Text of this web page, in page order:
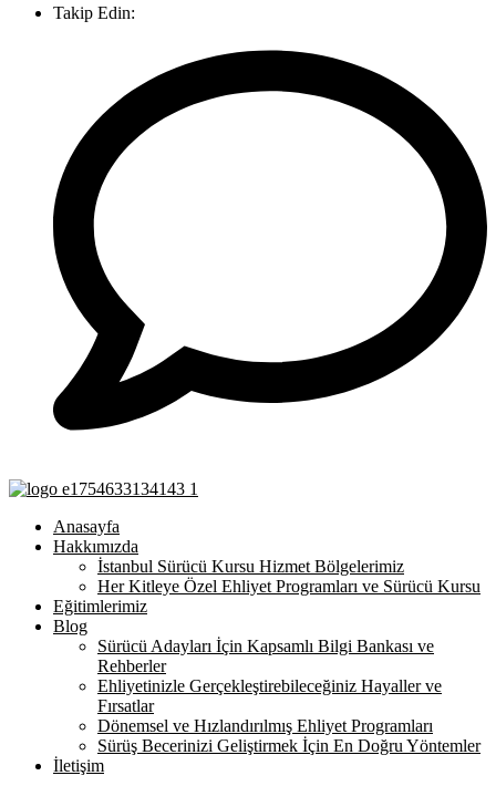
Takip Edin:
Anasayfa
Hakkımızda
İstanbul Sürücü Kursu Hizmet Bölgelerimiz
Her Kitleye Özel Ehliyet Programları ve Sürücü Kursu
Eğitimlerimiz
Blog
Sürücü Adayları İçin Kapsamlı Bilgi Bankası ve
Rehberler
Ehliyetinizle Gerçekleştirebileceğiniz Hayaller ve
Fırsatlar
Dönemsel ve Hızlandırılmış Ehliyet Programları
Sürüş Becerinizi Geliştirmek İçin En Doğru Yöntemler
İletişim